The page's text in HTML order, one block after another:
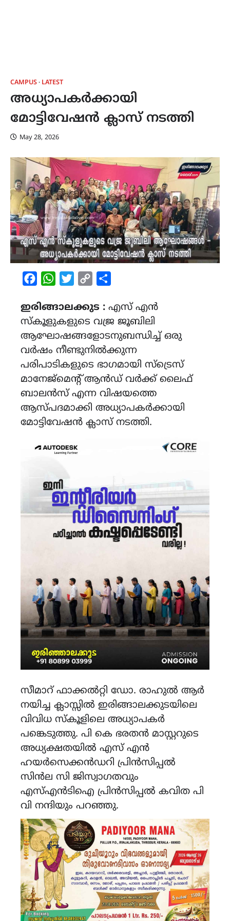
CAMPUS LATEST
അധ്യാപകർക്കായി
മോട്ടിവേഷൻ ക്ലാസ് നടത്തി
May 28, 2026
FacebookWhatsAppTwitterCopy
ഇരിങ്ങാലക്കുട : എസ് എൻ
സ്കൂളുകളുടെ വജ്ര ജൂബിലി
ആഘോഷങ്ങളോടനുബന്ധിച്ച് ഒരു
വർഷം നീണ്ടുനിൽക്കുന്ന
പരിപാടികളുടെ ഭാഗമായി സ്ട്രെസ്
മാനേജ്മെന്റ് ആൻഡ് വർക്ക് ലൈഫ്
ബാലൻസ് എന്ന വിഷയത്തെ
ആസ്പദമാക്കി അധ്യാപകർക്കായി
മോട്ടിവേഷൻ ക്ലാസ് നടത്തി.
സീമാറ് ഫാക്കൽറ്റി ഡോ. രാഹുൽ ആർ
നയിച്ച ക്ലാസ്സിൽ ഇരിങ്ങാലക്കുടയിലെ
വിവിധ സ്കൂളിലെ അധ്യാപകർ
പങ്കെടുത്തു. പി കെ ഭരതൻ മാസ്റ്ററുടെ
അധ്യക്ഷതയിൽ എസ് എൻ
ഹയർസെക്കൻഡറി പ്രിൻസിപ്പൽ
സിൻല സി ജിസ്വാഗതവും
എസ്എൻടിഐ പ്രിൻസിപ്പൽ കവിത പി
വി നന്ദിയും പറഞ്ഞു.